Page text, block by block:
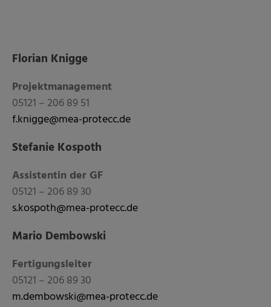
Florian Knigge
Projektmanagement
05121 – 206 89 51
f.knigge@mea-protecc.de
Stefanie Kospoth
Assistentin der GF
05121 – 206 89 30
s.kospoth@mea-protecc.de
Mario Dembowski
Fertigungsleiter
05121 – 206 89 30
m.dembowski@mea-protecc.de